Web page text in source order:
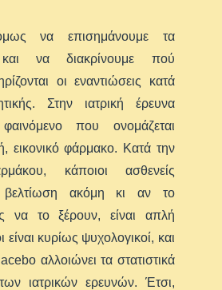
να επισημάνουμε τα
και να διακρίνουμε πού
οι εναντιώσεις κατά
Στην ιατρική έρευνα
που ονομάζεται
εικονικό φάρμακο. Κατά την
κάποιοι ασθενείς
βελτίωση ακόμη κι αν το
να το ξέρουν, είναι απλή
είναι κυρίως ψυχολογικοί, και
αλλοιώνει τα στατιστικά
ιατρικών ερευνών. Έτσι,